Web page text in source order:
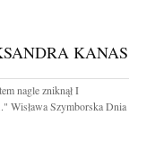
KANAS
nagle zniknął I
Wisława Szymborska Dnia